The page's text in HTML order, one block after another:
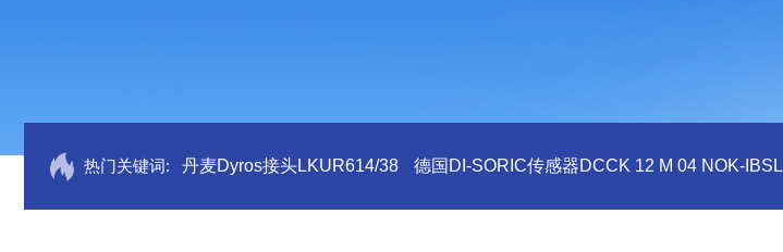
热门关键词: 丹麦Dyros接头LKUR614/38 德国DI-SORIC传感器DCCK 12 M 04 NOK-IBSL